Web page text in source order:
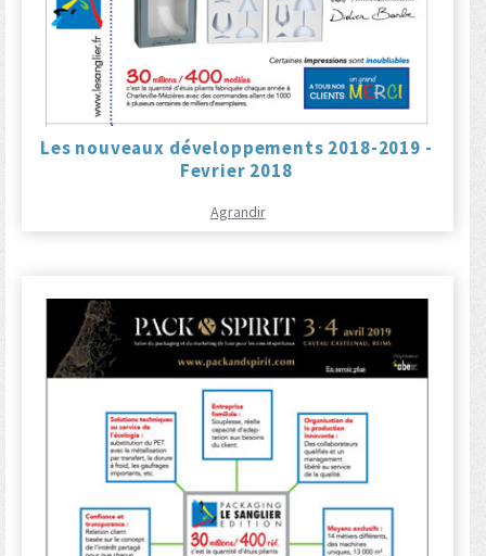
Les nouveaux développements 2018-2019 -
Fevrier 2018
Agrandir